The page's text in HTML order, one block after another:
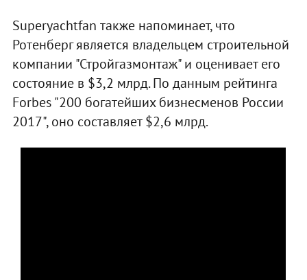
Superyachtfan также напоминает, что
Ротенберг является владельцем строительной
компании "Стройгазмонтаж" и оценивает его
состояние в $3,2 млрд. По данным рейтинга
Forbes "200 богатейших бизнесменов России
2017", оно составляет $2,6 млрд.